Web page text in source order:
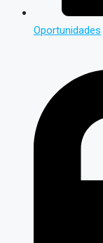
Oportunidades